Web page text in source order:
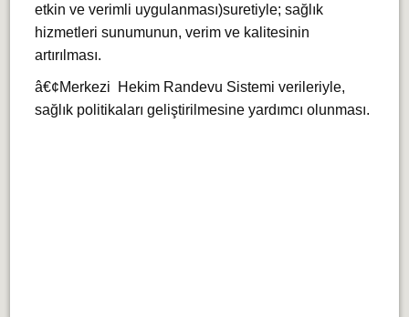
etkin ve verimli uygulanması)suretiyle; sağlık
hizmetleri sunumunun, verim ve kalitesinin
artırılması.
â€¢Merkezi Hekim Randevu Sistemi verileriyle,
sağlık politikaları geliştirilmesine yardımcı olunması.